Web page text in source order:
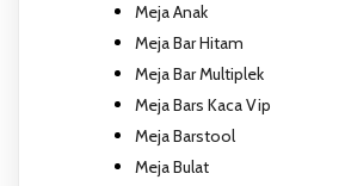
Meja Anak
Meja Bar Hitam
Meja Bar Multiplek
Meja Bars Kaca Vip
Meja Barstool
Meja Bulat